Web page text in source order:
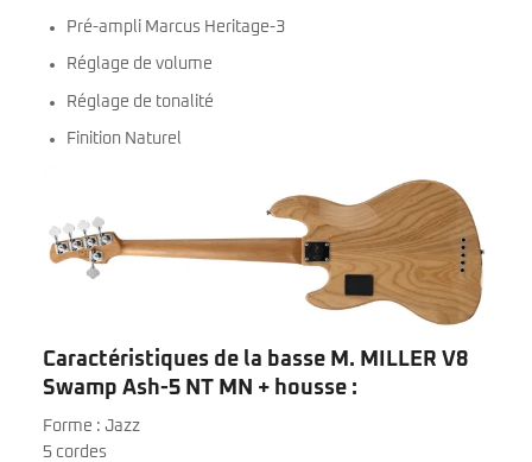
Pré-ampli Marcus Heritage-3
Réglage de volume
Réglage de tonalité
Finition Naturel
Caractéristiques de la basse M. MILLER V8
Swamp Ash-5 NT MN + housse :
Forme : Jazz
5 cordes